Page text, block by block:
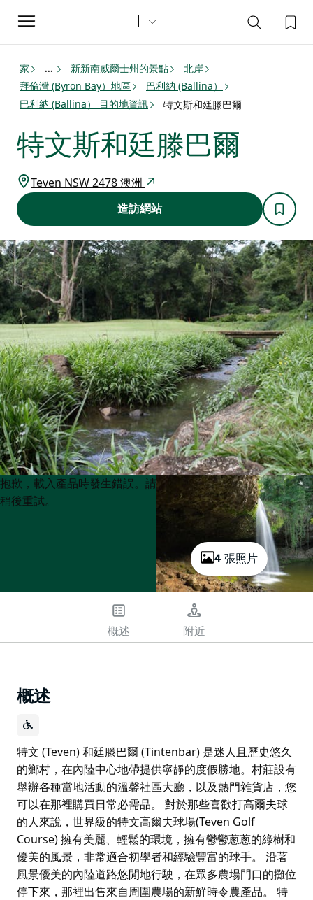
Toggle
navigation
家 ... 新新南威爾士州的景點
北岸
拜倫灣 (Byron Bay）地區
巴利納 (Ballina）
巴利納 (Ballina） 目的地資訊
特文斯和廷滕巴爾
特文斯和廷滕巴爾
Teven NSW 2478 澳洲
造訪網站
4 張照片
Product
List
Product
List
抱歉，載入產品時發生錯誤。請
稍後重試。
概述 附近
概述
特文 (Teven) 和廷滕巴爾 (Tintenbar) 是迷人且歷史悠久
的鄉村，在內陸中心地帶提供寧靜的度假勝地。村莊設有
舉辦各種當地活動的溫馨社區大廳，以及熱門雜貨店，您
可以在那裡購買日常必需品。 對於那些喜歡打高爾夫球
的人來說，世界級的特文高爾夫球場(Teven Golf
Course) 擁有美麗、輕鬆的環境，擁有鬱鬱蔥蔥的綠樹和
優美的風景，非常適合初學者和經驗豐富的球手。 沿著
風景優美的內陸道路悠閒地行駛，在眾多農場門口的攤位
停下來，那裡出售來自周圍農場的新鮮時令農產品。 特